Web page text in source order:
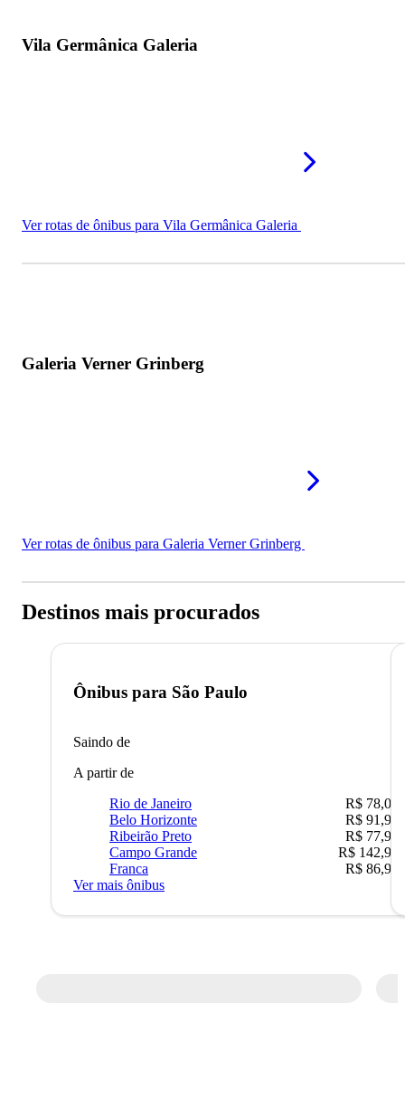
Vila Germânica Galeria
Ver rotas de ônibus para Vila Germânica Galeria
Galeria Verner Grinberg
Ver rotas de ônibus para Galeria Verner Grinberg
Destinos mais procurados
Ônibus para São Paulo
Saindo de
A partir de
Rio de Janeiro
R$ 78,02
Belo Horizonte
R$ 91,90
Ribeirão Preto
R$ 77,90
Campo Grande
R$ 142,90
Franca
R$ 86,90
Ver mais ônibus